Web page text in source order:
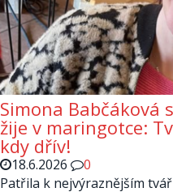
Simona Babčáková
žije v maringotce:
kdy dřív!
18.6.2026
0
Patřila k nejvýraznějším